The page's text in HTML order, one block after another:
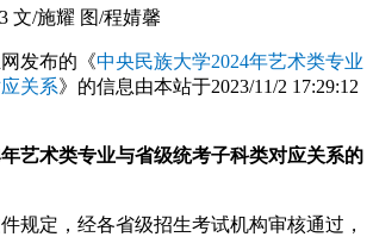
文/施耀 图/程婧馨
发布的《中央民族大学2024年艺术类专业
关系》的信息由本站于2023/11/2 17:29:12
艺术类专业与省级统考子科类对应关系的
规定，经各省级招生考试机构审核通过，